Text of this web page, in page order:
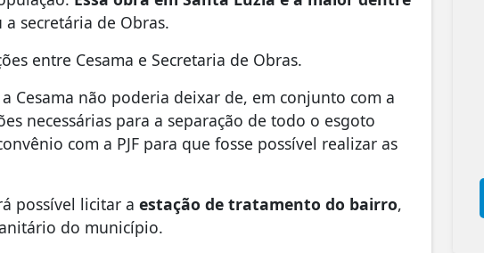
a secretária de Obras.
entre Cesama e Secretaria de Obras.
Cesama não poderia deixar de, em conjunto com a
necessárias para a separação de todo o esgoto
com a PJF para que fosse possível realizar as
possível licitar a estação de tratamento do bairro,
do município.